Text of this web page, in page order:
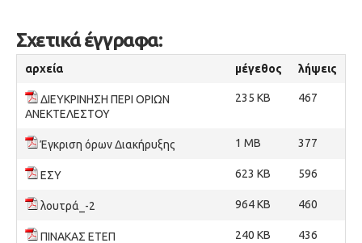
Σχετικά έγγραφα:
αρχεία μέγεθος λήψεις
ΔΙΕΥΚΡΙΝΗΣΗ ΠΕΡΙ ΟΡΙΩΝ
ΑΝΕΚΤΕΛΕΣΤΟΥ
235 KB 467
Έγκριση όρων Διακήρυξης 1 MB 377
ΕΣΥ 623 KB 596
λουτρά_-2 964 KB 460
ΠΙΝΑΚΑΣ ΕΤΕΠ 240 KB 436